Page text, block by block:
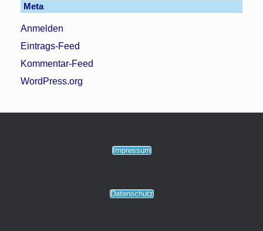
Meta
Anmelden
Eintrags-Feed
Kommentar-Feed
WordPress.org
Impressum
Datenschutz